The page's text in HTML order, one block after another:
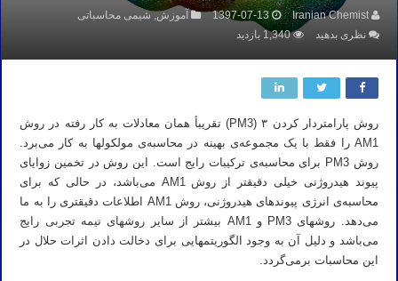
Iranian Chemist
1397-07-13 آموزش, شیمی محاسباتی
نظری بدهید
1,340 بازدید
روش پارامتردار کردن ۳ (PM3) تقریبأ همان معادلات به کار رفته در
روش
AM1 را فقط با یک مجموعه‌ی بهینه در محاسبه‌ی مولکولها به کار می‌برد.
روش PM3 برای محاسبه‌ی ترکیبات رایج است. این روش در تخمین زوایای
پیوند هیدروژنی خیلی دقیقتر از روش AM1
می‌باشد، در حالی که برای
محاسبه‌ی انرژی پیوندهای هیدروژنی،روش AM1
اطلاعات دقیقتری را به ما
می‌دهد. روشهای PM3 و
AM1 بیشتر از سایر روشهای نیمه تجربی رایج
می‌باشد و دلیل آن به وجود الگوریتمهایی برای دخالت دادن اثرات حلال در
این محاسبات برمی‌گردد.